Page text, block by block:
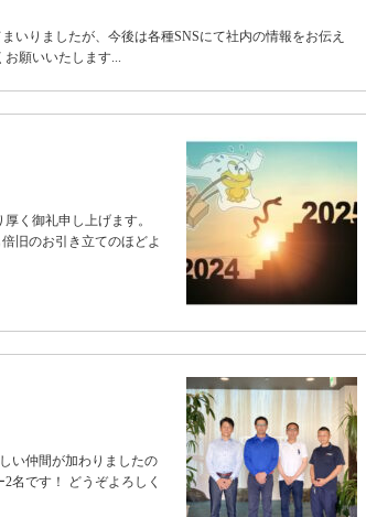
いりましたが、今後は各種SNSにて社内の情報をお伝え
願いいたします...
く御礼申し上げます。
旧のお引き立てのほどよ
い仲間が加わりましたの
名です！ どうぞよろしく